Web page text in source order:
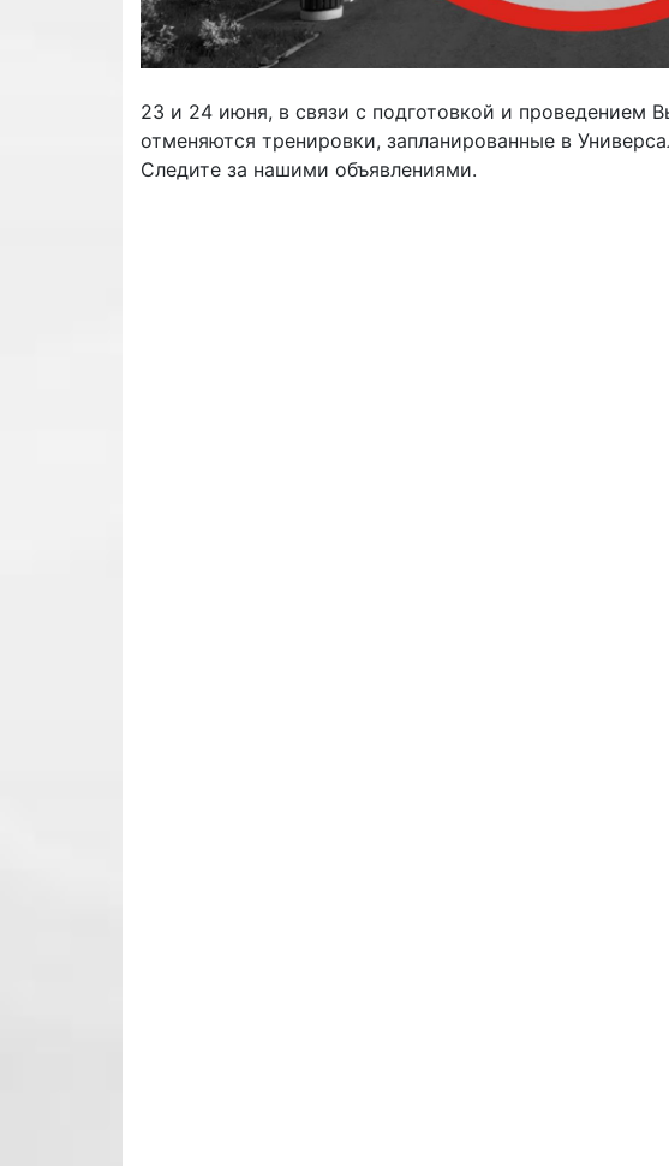
23 и 24 июня, в связи с подготовкой и проведением
отменяются тренировки, запланированные в
Следите за нашими объявлениями.